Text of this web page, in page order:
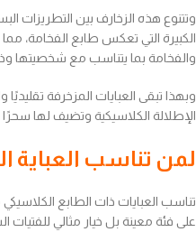
وتتنوع هذه الزخارف بين التطريزات
الكبيرة التي تعكس طابع الفخامة، مما
والفخامة بما يتناسب مع شخصيتها
وبهذا تبقى العبايات المزخرفة
الإطلالة الكلاسيكية وتضيف لها
لمن تناسب العباية
تناسب العبايات ذات الطابع
على فئة معينة بل خيار مثالي للفتيات